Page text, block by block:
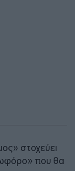
στοχεύει
που θα